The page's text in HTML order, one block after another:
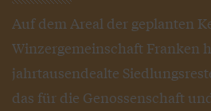
Auf dem Areal der geplanten
Winzergemeinschaft Franken
jahrtausendealte
das für die Genossenschaft